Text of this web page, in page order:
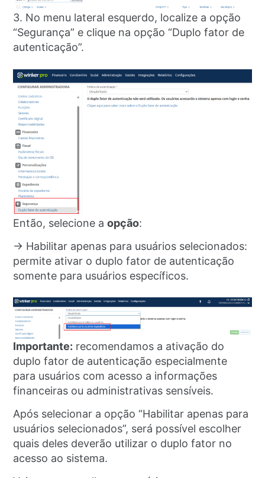
3. No menu lateral esquerdo, localize a opção
“Segurança” e clique na opção “Duplo fator de
autenticação”.
Então, selecione aopção:
→ Habilitar apenas para usuários selecionados:
permite ativar o duplo fator de autenticação
somente para usuários específicos.
Importante: recomendamos a ativação do
duplo fator de autenticação especialmente
para usuários com acesso a informações
financeiras ou administrativas sensíveis.
Após selecionar a opção “Habilitar apenas para
usuários selecionados”, será possível escolher
quais deles deverão utilizar o duplo fator no
acesso ao sistema.